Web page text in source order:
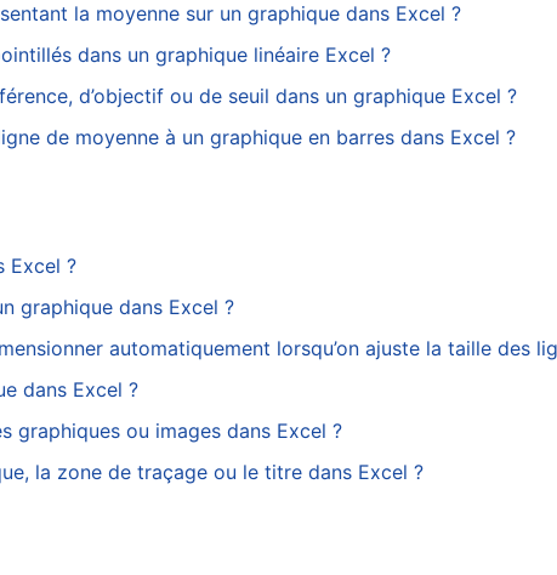
la moyenne sur un graphique dans Excel ?
dans un graphique linéaire Excel ?
d’objectif ou de seuil dans un graphique Excel ?
de moyenne à un graphique en barres dans Excel ?
Excel ?
graphique dans Excel ?
automatiquement lorsqu’on ajuste la taille des
dans Excel ?
graphiques ou images dans Excel ?
la zone de traçage ou le titre dans Excel ?